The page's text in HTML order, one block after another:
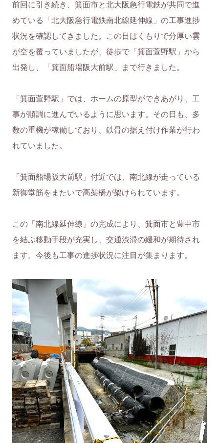
前回に引き続き、箕面市と北大阪急行電鉄が共同で進
めている「北大阪急行電鉄南北線延伸線」の工事進捗
状況を確認してきました。この日はくもりで分厚い雲
が空を覆っていましたが、徒歩で「箕面萱野駅」から
出発し、「箕面船場阪大前駅」まで行きました。
「箕面萱野駅」では、ホームの原型ができあがり、工
事が順調に進んでいるように思います。その日も、多
数の重機が稼働しており、鉄骨の据え付け作業が行わ
れていました。
「箕面船場阪大前駅」付近では、南北線が走っている
新御堂筋をまたいで高架橋が架けられています。
この「南北線延伸線」の完成により、箕面市と豊中市
を結ぶ移動手段が充実し、交通渋滞の緩和が期待され
ます。今後も工事の進捗状況に注目が集まります。